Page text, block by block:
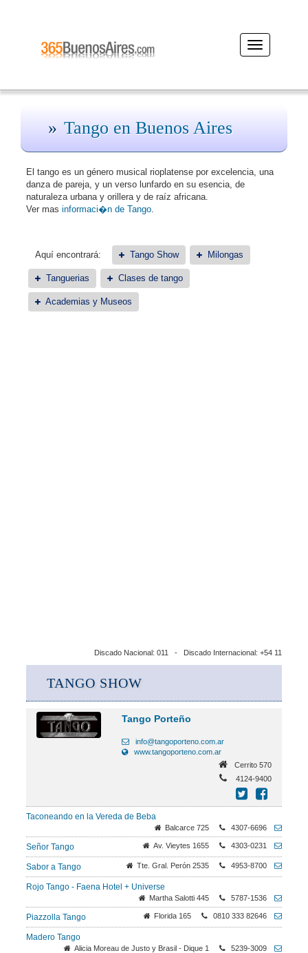
Desplegar
navegación
Tango en Buenos Aires
El tango es un género musical rioplatense por excelencia, una
danza de pareja, y un verso lunfardo en su esencia, de
naturaleza urbana y orillera y de raíz africana.
Ver mas informaci�n de Tango.
Aquí encontrará: Tango Show Milongas
Tanguerias Clases de tango
Academias y Museos
Discado Nacional: 011 - Discado Internacional: +54 11
TANGO SHOW
Tango Porteño
info@tangoporteno.com.ar
www.tangoporteno.com.ar
Cerrito 570
4124-9400
Taconeando en la Vereda de Beba
Balcarce 725 4307-6696
Señor Tango Av. Vieytes 1655 4303-0231
Sabor a Tango Tte. Gral. Perón 2535 4953-8700
Rojo Tango - Faena Hotel + Universe
Martha Salotti 445 5787-1536
Piazzolla Tango Florida 165 0810 333 82646
Madero Tango
Alicia Moreau de Justo y Brasil - Dique 1 5239-3009